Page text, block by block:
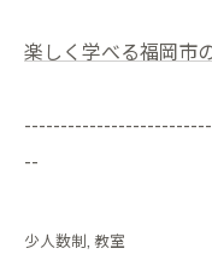
楽しく学べる福岡市
--
少人数制 教室